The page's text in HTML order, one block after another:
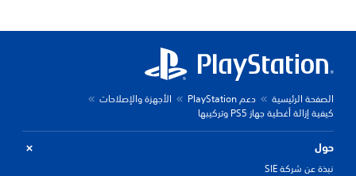
الصفحة الرئيسية دعم PlayStation
الأجهزة والإصلاحات
كيفية إزالة أغطية جهاز PS5 وتركيبها
حول
نبذة عن شركة SIE